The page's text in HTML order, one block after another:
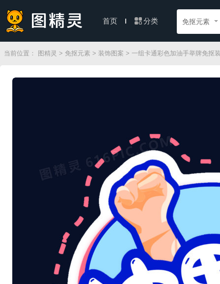
首页 分类 免抠元素
当前位置： 图精灵 > 免抠元素 > 装饰图案 > 一组卡通彩色加油手举牌免抠